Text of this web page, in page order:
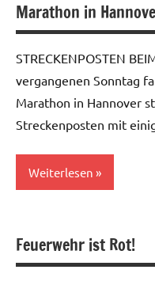
Marathon in
STRECKENPOSTEN
vergangenen Sonntag
Marathon in Hannover
Streckenposten mit
Weiterlesen
Feuerwehr ist Rot!